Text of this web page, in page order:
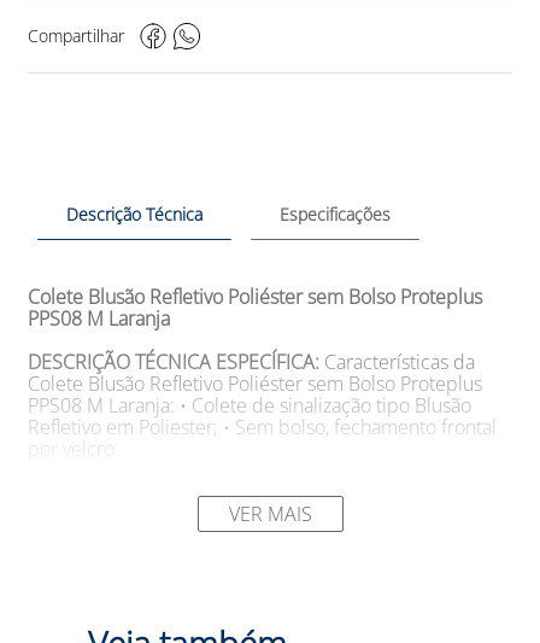
Compartilhar
Descrição Técnica Especificações
Colete Blusão Refletivo Poliéster sem Bolso Proteplus
PPS08 M Laranja
DESCRIÇÃO TÉCNICA ESPECÍFICA: Características da
Colete Blusão Refletivo Poliéster sem Bolso Proteplus
PPS08 M Laranja: • Colete de sinalização tipo Blusão
Refletivo em Poliester; • Sem bolso, fechamento frontal
por velcro.
SUGESTÕES DE USOAplicações da Colete Blusão
Refletivo Poliéster sem Bolso Proteplus PPS08 M Laranja:
• Para utilização em atividades onde requer sinalização
Modelo: 16000P M LR Cor: Laranja Marca: Proteplus
VER MAIS